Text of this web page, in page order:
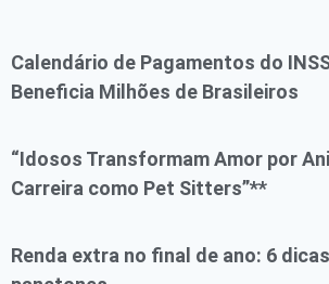
Calendário de Pagamentos do
Beneficia Milhões de Brasileiros
“Idosos Transformam Amor por
Carreira como Pet Sitters”**
Renda extra no final de ano: 6